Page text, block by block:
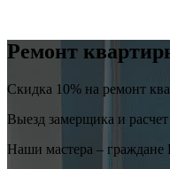
Ремонт
Скидка 10% на ремонт
Выезд замерщика и
Наши мастера – граждане